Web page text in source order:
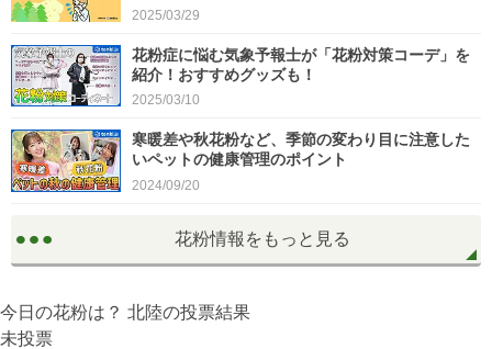
2025/03/29
花粉症に悩む気象予報士が「花粉対策コーデ」を
紹介！おすすめグッズも！
2025/03/10
寒暖差や秋花粉など、季節の変わり目に注意した
いペットの健康管理のポイント
2024/09/20
花粉情報をもっと見る
今日の花粉は？ 北陸の投票結果
未投票